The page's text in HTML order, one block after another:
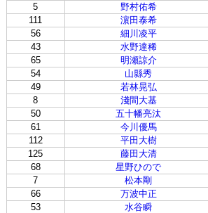
5
野村佑希
111
濵田泰希
56
細川凌平
43
水野達稀
65
明瀬諒介
54
山縣秀
49
若林晃弘
8
淺間大基
50
五十幡亮汰
61
今川優馬
112
平田大樹
125
藤田大清
68
星野ひので
7
松本剛
66
万波中正
53
水谷瞬